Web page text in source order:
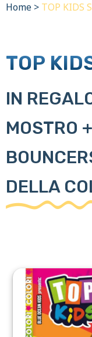
Home > TOP KIDS
TOP
IN
MOSTRO
DELLA